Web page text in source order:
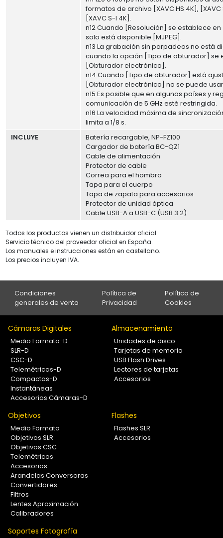
formatos de archivo [XAVC HS 4K], [XAVC
[XAVC S-I 4K].
n12 Cuando [Resolución] se establece
solo está disponible [MJPEG].
n13 La grabación sin parpadeos no está
cuando la opción [Tipo de obturador] se
[Obturador electrónico].
n14 Cuando [Tipo de obturador] está
[Obturador electrónico] no se puede
n15 Es posible que en algunos países y
comunicación de 5 GHz esté restringida.
n16 La velocidad máxima de
limita a 1/8 s.
INCLUYE
Batería recargable, NP-FZ100
Cargador de batería BC-QZ1
Cable de alimentación
Protector de cable
Correa para el hombro
Tapa para el cuerpo
Tapa de zapata para accesorios
Protector de unidad óptica
Cable USB-A a USB-C (USB 3.2)
Todos los productos vienen un distribuidor oficial
Servicio técnico del proveedor oficial en España.
Los manuales e instrucciones están en castellano.
Los precios incluyen IVA.
Condiciones
generales de venta
Política de
Privacidad
Política de
Cookies
Cámaras Digitales
Medio Formato-D
SLR-D
CSC-D
Telemétricas-D
Compactas-D
Instantáneas
Accesorios Cámaras-D
Almacenamiento
Unidades de disco
Tarjetas de memoria
USB Flash Drives
Lectores de tarjetas
Accesorios
Objetivos
Medio Formato
Objetivos SLR
Objetivos CSC
Telemétricos
Accesorios
Arandelas Conversoras
Convertidores
Filtros
Lentes Aproximación
Calibradores
Flashes
Flashes SLR
Accesorios
Soportes Fotografía